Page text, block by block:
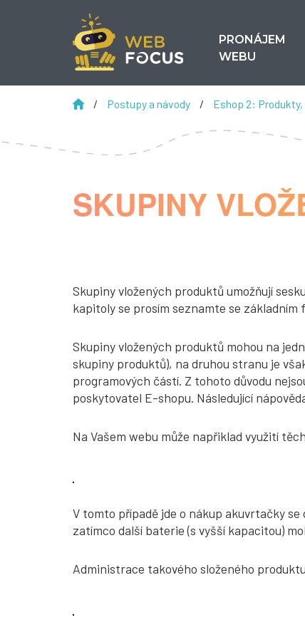
PRONÁJEM
WEBU
SKUPINY
/ Postupy a návody / Eshop 2:
Skupiny vložených produktů umožňují
kapitoly se prosím seznamte se základním
Skupiny vložených produktů mohou na
skupiny produktů), na druhou stranu je
programových částí. Z tohoto důvodu
poskytovatel E-shopu. Následující
Na Vašem webu může napřiklad využití
V tomto případě jde o nákup akuvrtačky
zatímco další baterie (s vyšší kapacitou)
Administrace takového složeného